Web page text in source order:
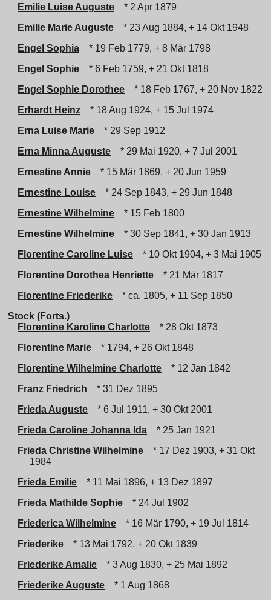
Emilie Luise Auguste
* 2 Apr 1879
Emilie Marie Auguste
* 23 Aug 1884, + 14 Okt 1948
Engel Sophia
* 19 Feb 1779, + 8 Mär 1798
Engel Sophie
* 6 Feb 1759, + 21 Okt 1818
Engel Sophie Dorothee
* 18 Feb 1767, + 20 Nov 1822
Erhardt Heinz
* 18 Aug 1924, + 15 Jul 1974
Erna Luise Marie
* 29 Sep 1912
Erna Minna Auguste
* 29 Mai 1920, + 7 Jul 2001
Ernestine Annie
* 15 Mär 1869, + 20 Jun 1959
Ernestine Louise
* 24 Sep 1843, + 29 Jun 1848
Ernestine Wilhelmine
* 15 Feb 1800
Ernestine Wilhelmine
* 30 Sep 1841, + 30 Jan 1913
Florentine Caroline Luise
* 10 Okt 1904, + 3 Mai 1905
Florentine Dorothea Henriette
* 21 Mär 1817
Florentine Friederike
* ca. 1805, + 11 Sep 1850
Stock (Forts.)
Florentine Karoline Charlotte
* 28 Okt 1873
Florentine Marie
* 1794, + 26 Okt 1848
Florentine Wilhelmine Charlotte
* 12 Jan 1842
Franz Friedrich
* 31 Dez 1895
Frieda Auguste
* 6 Jul 1911, + 30 Okt 2001
Frieda Caroline Johanna Ida
* 25 Jan 1921
Frieda Christine Wilhelmine
* 17 Dez 1903, + 31 Okt
1984
Frieda Emilie
* 11 Mai 1896, + 13 Dez 1897
Frieda Mathilde Sophie
* 24 Jul 1902
Friederica Wilhelmine
* 16 Mär 1790, + 19 Jul 1814
Friederike
* 13 Mai 1792, + 20 Okt 1839
Friederike Amalie
* 3 Aug 1830, + 25 Mai 1892
Friederike Auguste
* 1 Aug 1868